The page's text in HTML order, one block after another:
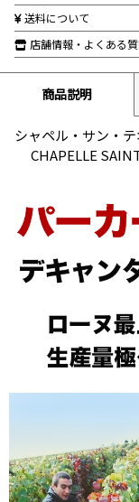
送料について
店舗情報・よくある
商品説明
シャペル・サン・
CHAPELLE